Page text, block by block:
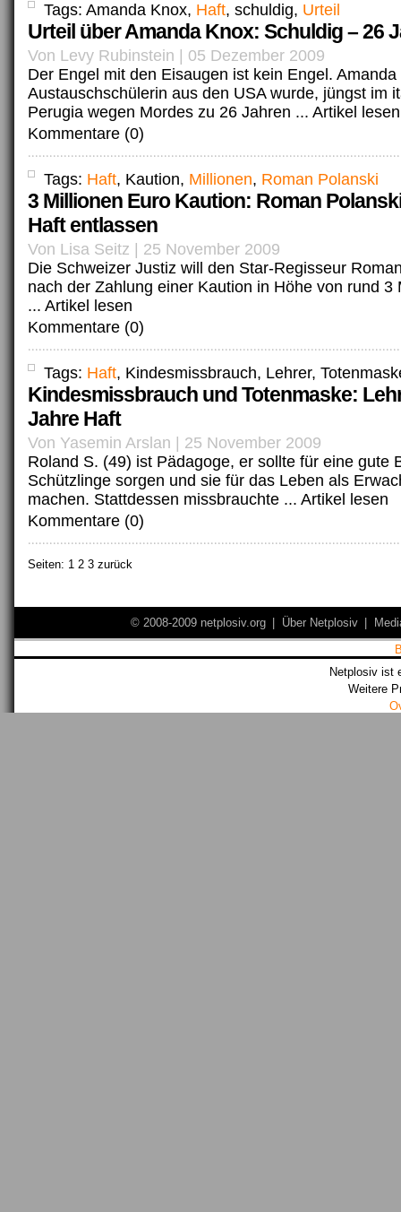
Tags: Amanda Knox, Haft, schuldig, Urteil
Urteil über Amanda Knox: Schuldig – 26
Von Levy Rubinstein | 05 Dezember 2009
Der Engel mit den Eisaugen ist kein Engel.
Austauschschülerin aus den USA wurde, jüngst im
Perugia wegen Mordes zu 26 Jahren ... Artikel lesen
Kommentare (0)
Tags: Haft, Kaution, Millionen, Roman Polanski
3 Millionen Euro Kaution: Roman
Haft entlassen
Von Lisa Seitz | 25 November 2009
Die Schweizer Justiz will den Star-Regisseur
nach der Zahlung einer Kaution in Höhe von rund 3
... Artikel lesen
Kommentare (0)
Tags: Haft, Kindesmissbrauch, Lehrer,
Kindesmissbrauch und Totenmaske:
Jahre Haft
Von Yasemin Arslan | 25 November 2009
Roland S. (49) ist Pädagoge, er sollte für eine gute
Schützlinge sorgen und sie für das Leben als
machen. Stattdessen missbrauchte ... Artikel lesen
Kommentare (0)
Seiten: 1 2 3 zurück
© 2008-2009 netplosiv.org Über Netplosiv
Netplosiv ist
Weitere